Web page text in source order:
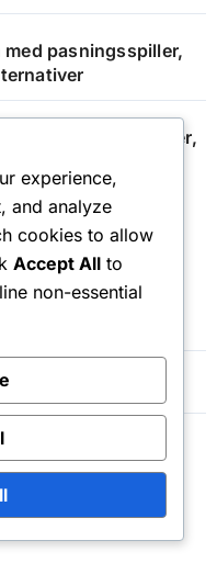
pasningsspiller,
i volleyball
experience,
and analyze
cookies to allow
Accept All to
non-essential